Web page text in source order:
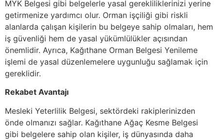
MYK Belgesi gibi belgelerle yasal gerekliliklerinizi yerine
getirmenize yardımcı olur. Orman işçiliği gibi riskli
alanlarda çalışan kişilerin bu belgeye sahip olmaları, hem
iş güvenliği hem de yasal yükümlülükler açısından
önemlidir. Ayrıca, Kağıthane Orman Belgesi Yenileme
işlemi de yasal düzenlemelere uygunluğu sağlamak için
gereklidir.
Rekabet Avantajı
Mesleki Yeterlilik Belgesi, sektördeki rakiplerinizden
önde olmanızı sağlar. Kağıthane Ağaç Kesme Belgesi
gibi belgelere sahip olan kişiler, iş dünyasında daha